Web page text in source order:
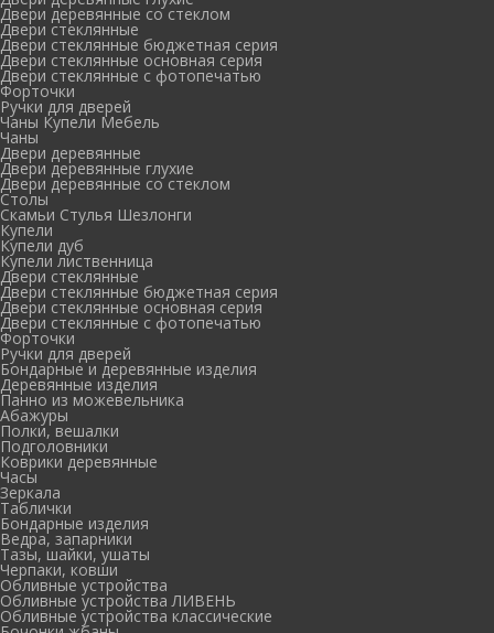
Двери деревянные со стеклом
Двери стеклянные
Двери стеклянные бюджетная серия
Двери стеклянные основная серия
Двери стеклянные с фотопечатью
Форточки
Ручки для дверей
Чаны Купели Мебель
Чаны
Двери деревянные
Двери деревянные глухие
Двери деревянные со стеклом
Столы
Скамьи Стулья Шезлонги
Купели
Купели дуб
Купели лиственница
Двери стеклянные
Двери стеклянные бюджетная серия
Двери стеклянные основная серия
Двери стеклянные с фотопечатью
Форточки
Ручки для дверей
Бондарные и деревянные изделия
Деревянные изделия
Панно из можевельника
Абажуры
Полки, вешалки
Подголовники
Коврики деревянные
Часы
Зеркала
Таблички
Бондарные изделия
Ведра, запарники
Тазы, шайки, ушаты
Черпаки, ковши
Обливные устройства
Обливные устройства ЛИВЕНЬ
Обливные устройства классические